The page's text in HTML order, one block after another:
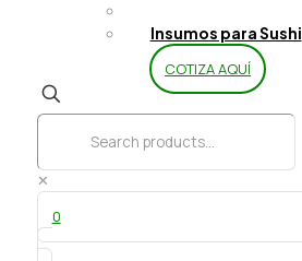
Insumos para Sushi
COTIZA AQUÍ
✕
0